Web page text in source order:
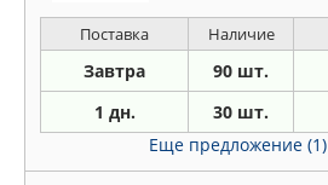
Поставка Наличие
Завтра 90 шт.
1 дн. 30 шт.
Еще предложение (1)